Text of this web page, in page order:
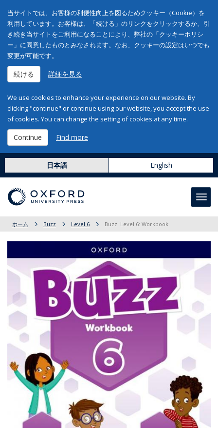
当サイトでは、お客様の利便性向上を図るためクッキー（Cookie）を
利用しています。お客様は、「続ける」のリンクをクリックするか、引
き続き当サイトをご利用になることにより、弊社の「クッキーポリシ
ー」に同意したものとみなされます。なお、クッキーの設定はいつでも
変更が可能です。
続ける 詳細を見る
We use cookies to enhance your experience on our website. By
clicking "continue" or continue using our website, you accept the use
of cookies. You can change the setting of cookies at any time.
Continue Find more
日本語 English
ホーム Buzz Level 6 Buzz: Level 6: Workbook